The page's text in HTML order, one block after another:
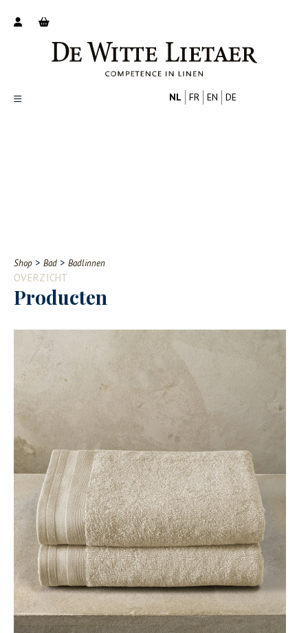
Contact
NL FR EN DE
Shop > Bad > Badlinnen
OVERZICHT
Producten